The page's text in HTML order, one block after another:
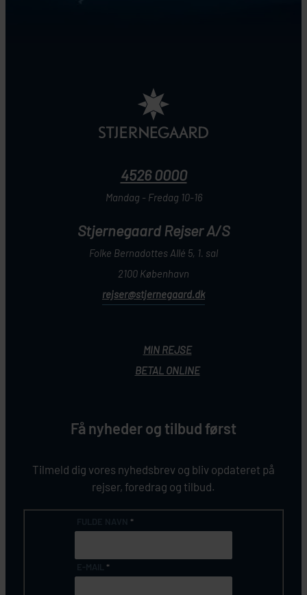
4526 0000
Mandag - Fredag 10-16
Stjernegaard Rejser A/S
Folke Bernadottes Allé 5, 1. sal
2100 København
rejser@stjernegaard.dk
MIN REJSE
BETAL ONLINE
Få nyheder og tilbud først
Tilmeld dig vores nyhedsbrev og bliv opdateret på
rejser, foredrag og tilbud.
*
*